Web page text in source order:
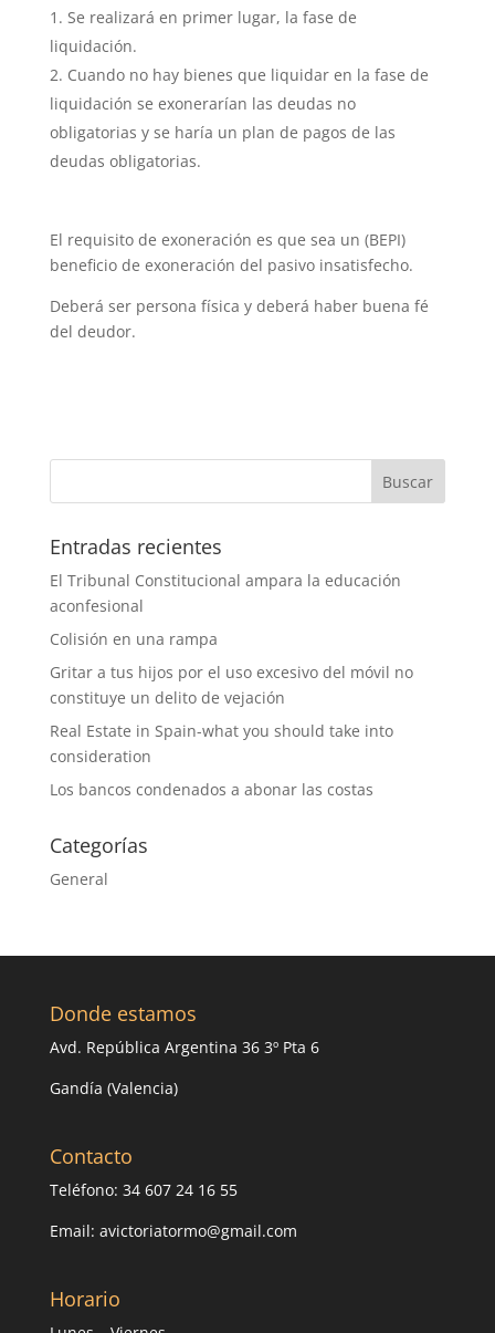
Se realizará en primer lugar, la fase de
liquidación.
Cuando no hay bienes que liquidar en la fase de
liquidación se exonerarían las deudas no
obligatorias y se haría un plan de pagos de las
deudas obligatorias.
El requisito de exoneración es que sea un (BEPI)
beneficio de exoneración del pasivo insatisfecho.
Deberá ser persona física y deberá haber buena fé
del deudor.
Entradas recientes
El Tribunal Constitucional ampara la educación
aconfesional
Colisión en una rampa
Gritar a tus hijos por el uso excesivo del móvil no
constituye un delito de vejación
Real Estate in Spain-what you should take into
consideration
Los bancos condenados a abonar las costas
Categorías
General
Donde estamos
Avd. República Argentina 36 3º Pta 6
Gandía (Valencia)
Contacto
Teléfono: 34 607 24 16 55
Email: avictoriatormo@gmail.com
Horario